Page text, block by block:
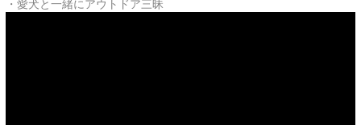
・愛犬と一緒にアウトドア三昧